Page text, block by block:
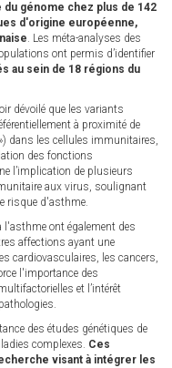
du génome chez plus de 142
d'origine européenne,
. Les méta-analyses des
ont permis d’identifier
au sein de 18 régions du
dévoilé que les variants
à proximité de
dans les cellules immunitaires,
des fonctions
l’implication de plusieurs
aux virus, soulignant
risque d'asthme.
l'asthme ont également des
affections ayant une
cardiovasculaires, les cancers,
l'importance des
et l’intérêt
des études génétiques de
complexes. Ces
visant à intégrer les